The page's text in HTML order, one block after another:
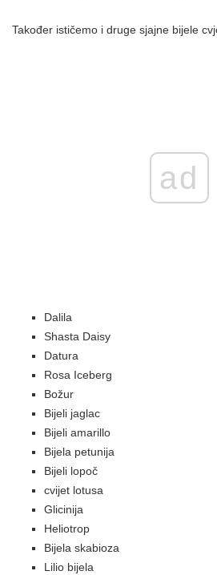
Također ističemo i druge sjajne bijele
ad
Dalila
Shasta Daisy
Datura
Rosa Iceberg
Božur
Bijeli jaglac
Bijeli amarillo
Bijela petunija
Bijeli lopoč
cvijet lotusa
Glicinija
Heliotrop
Bijela skabioza
Lilio bijela